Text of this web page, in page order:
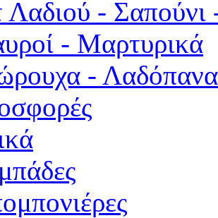
Λαδιού - Σαπούνι
- Μαρτυρικά
-